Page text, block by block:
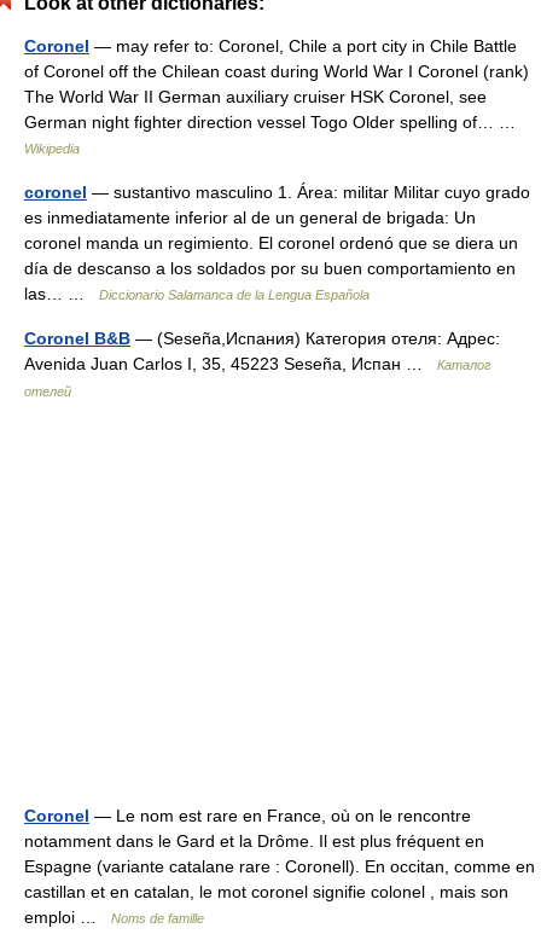
Coronel — may refer to: Coronel, Chile a port city in Chile Battle
of Coronel off the Chilean coast during World War I Coronel (rank)
The World War II German auxiliary cruiser HSK Coronel, see
German night fighter direction vessel Togo Older spelling of… …
Wikipedia
coronel — sustantivo masculino 1. Área: militar Militar cuyo grado
es inmediatamente inferior al de un general de brigada: Un
coronel manda un regimiento. El coronel ordenó que se diera un
día de descanso a los soldados por su buen comportamiento en
las… …
Diccionario Salamanca de la Lengua Española
Coronel B&B — (Seseña,Испания) Категория отеля: Адрес:
Avenida Juan Carlos I, 35, 45223 Seseña, Испан …
Каталог
отелей
Coronel — Le nom est rare en France, où on le rencontre
notamment dans le Gard et la Drôme. Il est plus fréquent en
Espagne (variante catalane rare : Coronell). En occitan, comme en
castillan et en catalan, le mot coronel signifie colonel , mais son
emploi …
Noms de famille